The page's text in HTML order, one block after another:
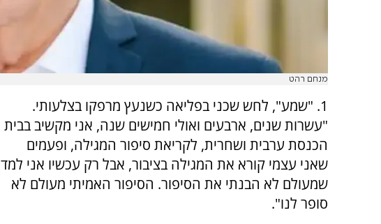
מנחם רהט
1. "שמע", לחש שכני בפליאה כשנעץ מרפקו בצלעותי.
"עשרות שנים, ארבעים ואולי חמישים שנה, אני מקשיב בבית
הכנסת ערבית ושחרית, לקריאת סיפור המגילה, ופעמים
שאני עצמי קורא את המגילה בציבור, אבל רק עכשיו אני למד
שמעולם לא הבנתי את הסיפור. הסיפור האמיתי מעולם לא
סופר לנו".